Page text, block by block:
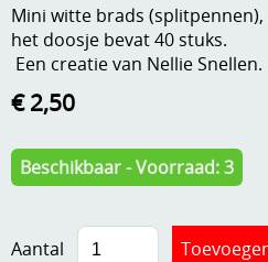
Dies om te stansen
DVD-CD
Embossen
Handige extra's
Hout , MDF,
Info
Anders creatief
Mini witte brads
het doosje bevat 40 stuks.
Een creatie van Nellie Snellen.
€ 2,50
Beschikbaar - Voorraad: 3
Aantal